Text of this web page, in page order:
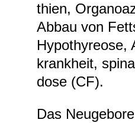
thien,
Abbau von
Hypo­thy­reose,
krank­heit,
dose (CF).
Das